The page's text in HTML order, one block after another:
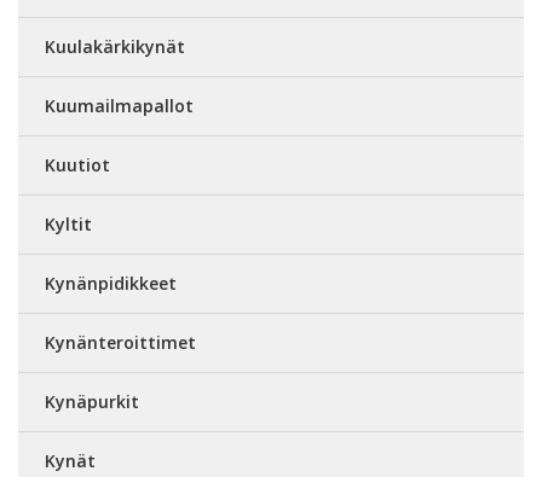
Kuulakärkikynät
Kuumailmapallot
Kuutiot
Kyltit
Kynänpidikkeet
Kynänteroittimet
Kynäpurkit
Kynät